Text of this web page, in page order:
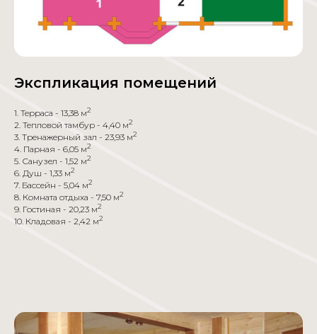
Экспликация помещений
1. Терраса - 13,38 м2
2. Тепловой тамбур - 4,40 м2
3. Тренажерный зал - 23,93 м2
4. Парная - 6,05 м2
5. Санузел - 1,52 м2
6. Душ - 1,33 м2
7. Бассейн - 5,04 м2
8. Комната отдыха - 7,50 м2
9. Гостиная - 20,23 м2
10. Кладовая - 2,42 м2